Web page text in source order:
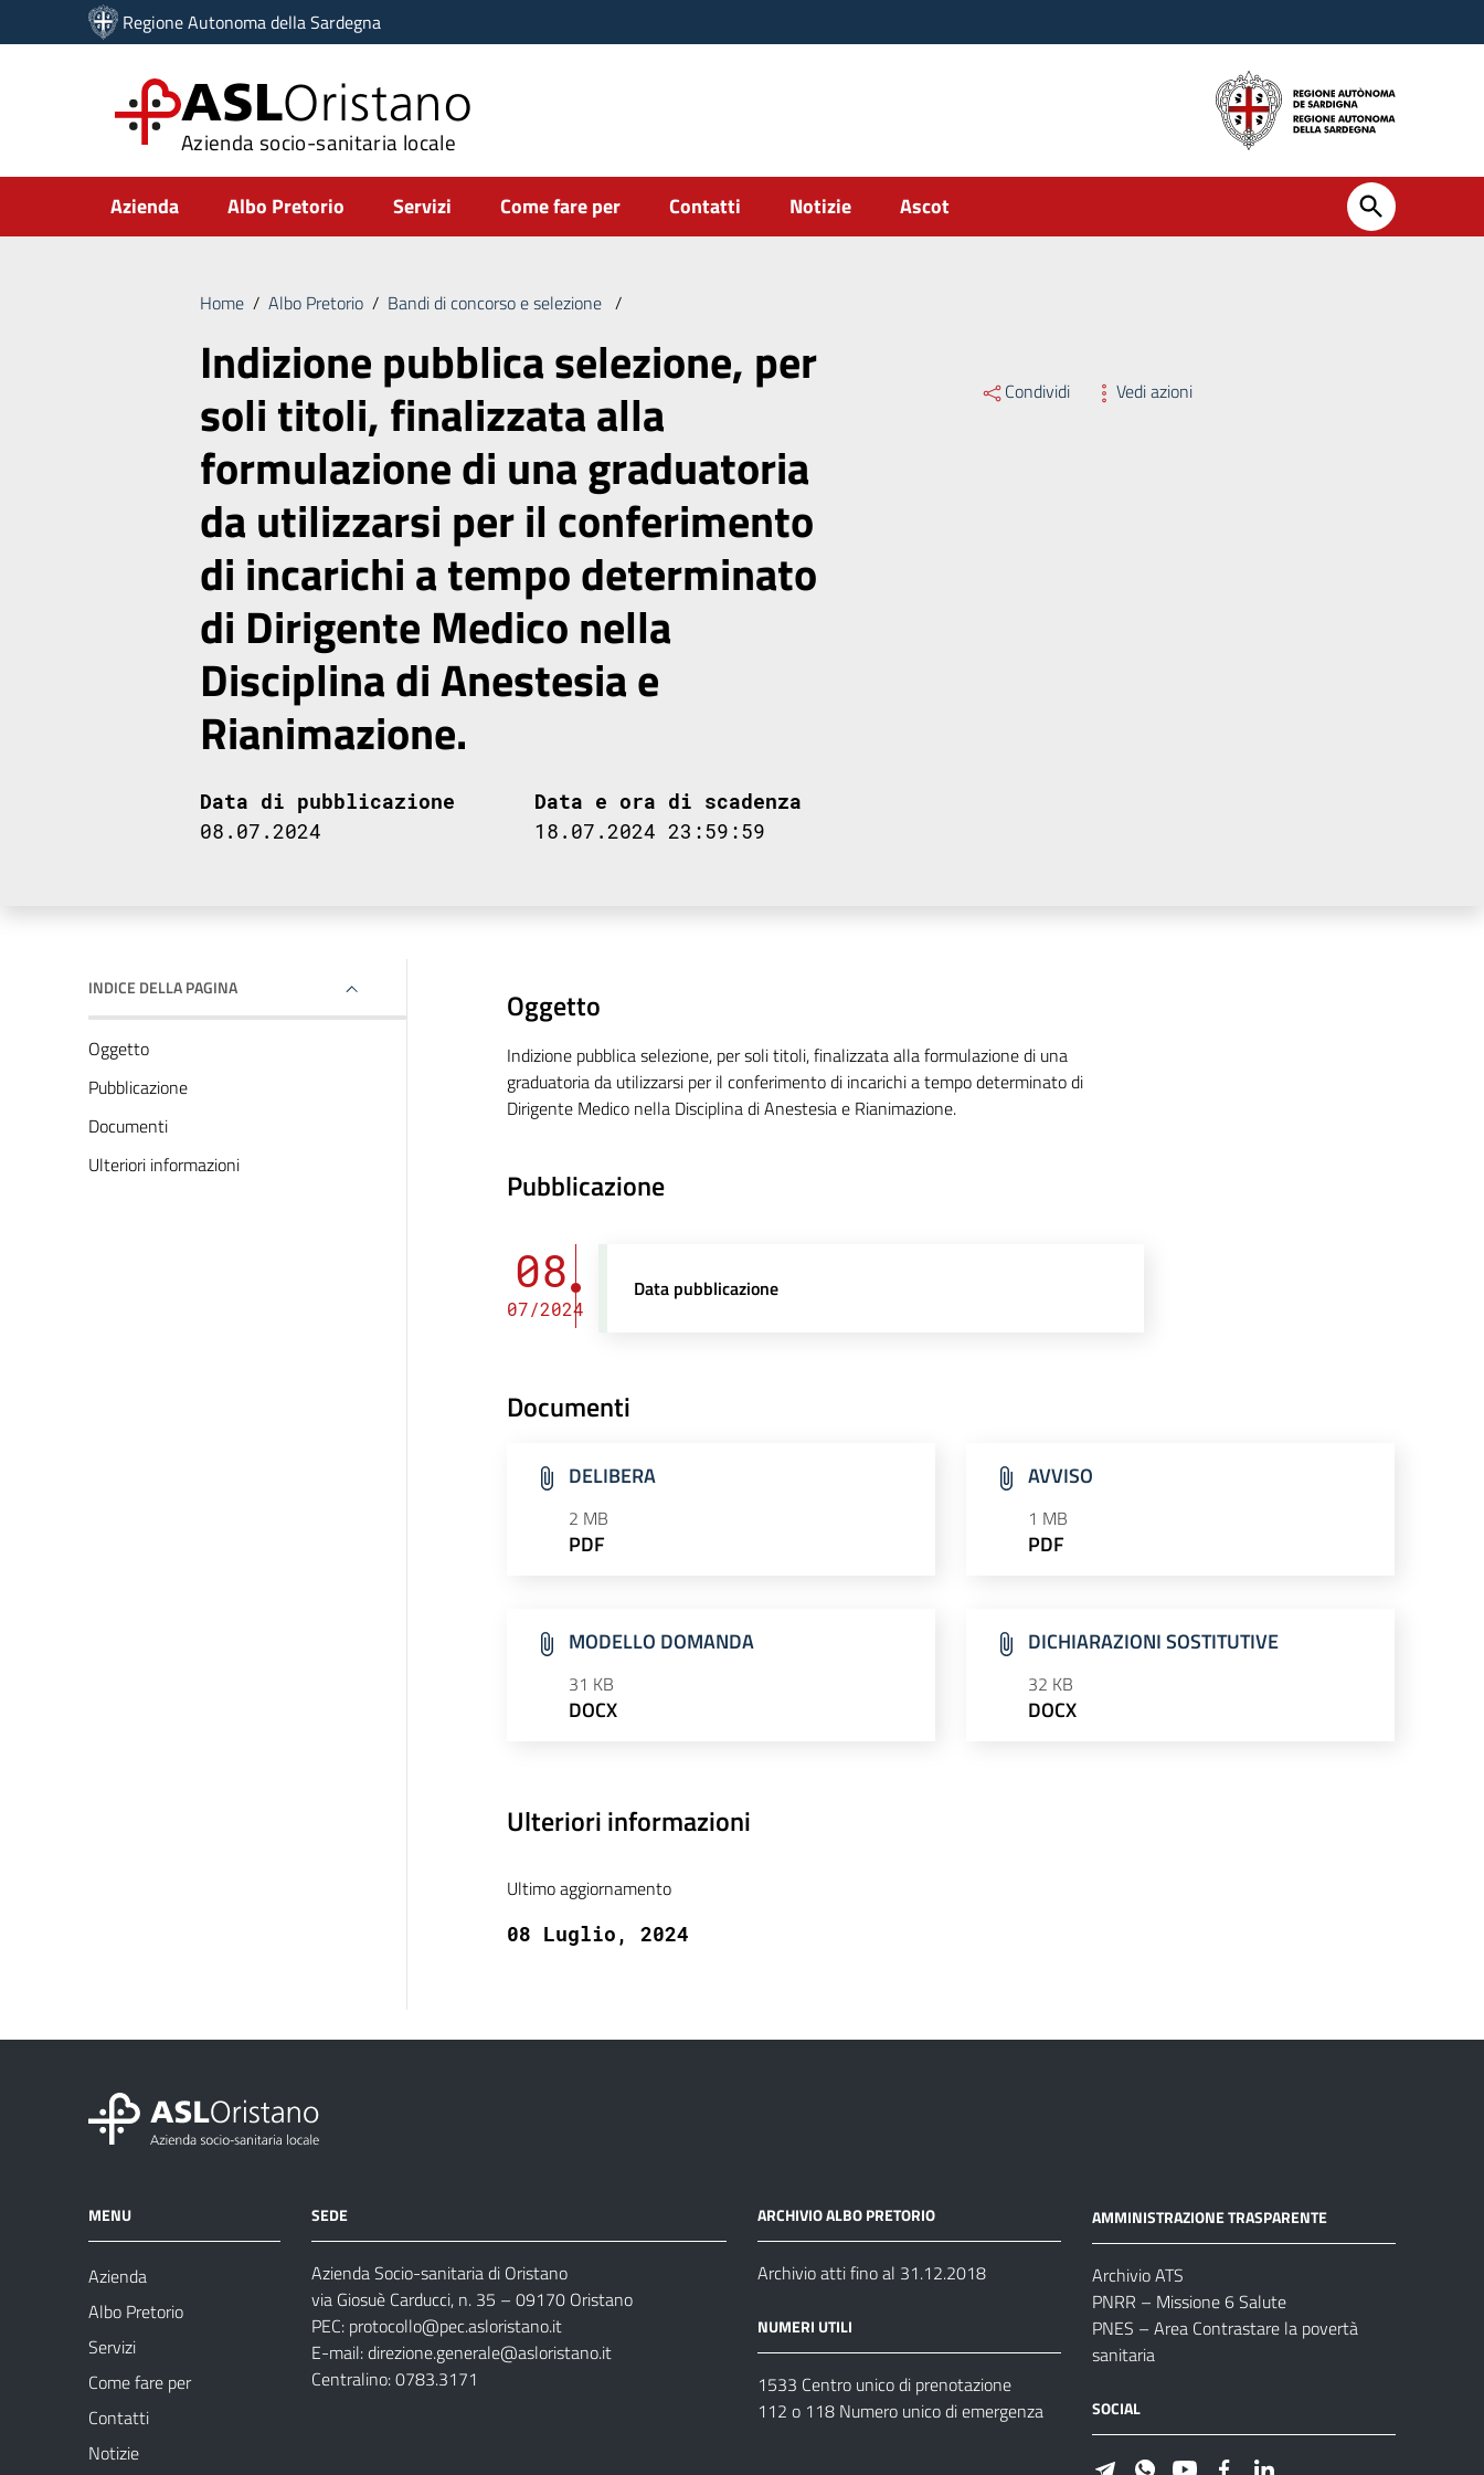
Vai ai contenuti
Vai al menu di navigazione
Regione Autonoma della Sardegna
ASLOristano
Azienda socio-sanitaria locale
Submenu
Azienda Albo Pretorio Servizi Come fare per Contatti Notizie Ascot
Home / Albo Pretorio / Bandi di concorso e selezione /
Indizione pubblica selezione, per
soli titoli, finalizzata alla
formulazione di una graduatoria
da utilizzarsi per il conferimento
di incarichi a tempo determinato
di Dirigente Medico nella
Disciplina di Anestesia e
Rianimazione.
Condividi Vedi azioni
Data di pubblicazione
08.07.2024
Data e ora di scadenza
18.07.2024 23:59:59
INDICE DELLA PAGINA
Oggetto
Pubblicazione
Documenti
Ulteriori informazioni
Oggetto
Indizione pubblica selezione, per soli titoli, finalizzata alla formulazione di una
graduatoria da utilizzarsi per il conferimento di incarichi a tempo determinato di
Dirigente Medico nella Disciplina di Anestesia e Rianimazione.
Pubblicazione
08
07/2024
Data pubblicazione
Documenti
DELIBERA
2 MB
PDF
AVVISO
1 MB
PDF
MODELLO DOMANDA
31 KB
DOCX
DICHIARAZIONI SOSTITUTIVE
32 KB
DOCX
Ulteriori informazioni
Ultimo aggiornamento
08 Luglio, 2024
MENU
Azienda
Albo Pretorio
Servizi
Come fare per
Contatti
Notizie
SEDE
Azienda Socio-sanitaria di Oristano
via Giosuè Carducci, n. 35 – 09170 Oristano
PEC: protocollo@pec.asloristano.it
E-mail:direzione.generale@asloristano.it
Centralino: 0783.3171
ARCHIVIO ALBO PRETORIO
Archivio atti fino al 31.12.2018
NUMERI UTILI
1533 Centro unico di prenotazione
112 o 118 Numero unico di emergenza
AMMINISTRAZIONE TRASPARENTE
Archivio ATS
PNRR – Missione 6 Salute
PNES – Area Contrastare la povertà
sanitaria
SOCIAL